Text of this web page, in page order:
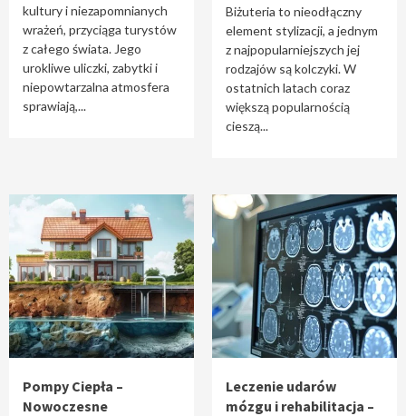
kultury i niezapomnianych
wrażeń, przyciąga turystów
z całego świata. Jego
urokliwe uliczki, zabytki i
niepowtarzalna atmosfera
sprawiają,...
Biżuteria to nieodłączny
element stylizacji, a jednym
z najpopularniejszych jej
rodzajów są kolczyki. W
ostatnich latach coraz
większą popularnością
cieszą...
Pompy Ciepła –
Nowoczesne
Leczenie udarów
mózgu i rehabilitacja –